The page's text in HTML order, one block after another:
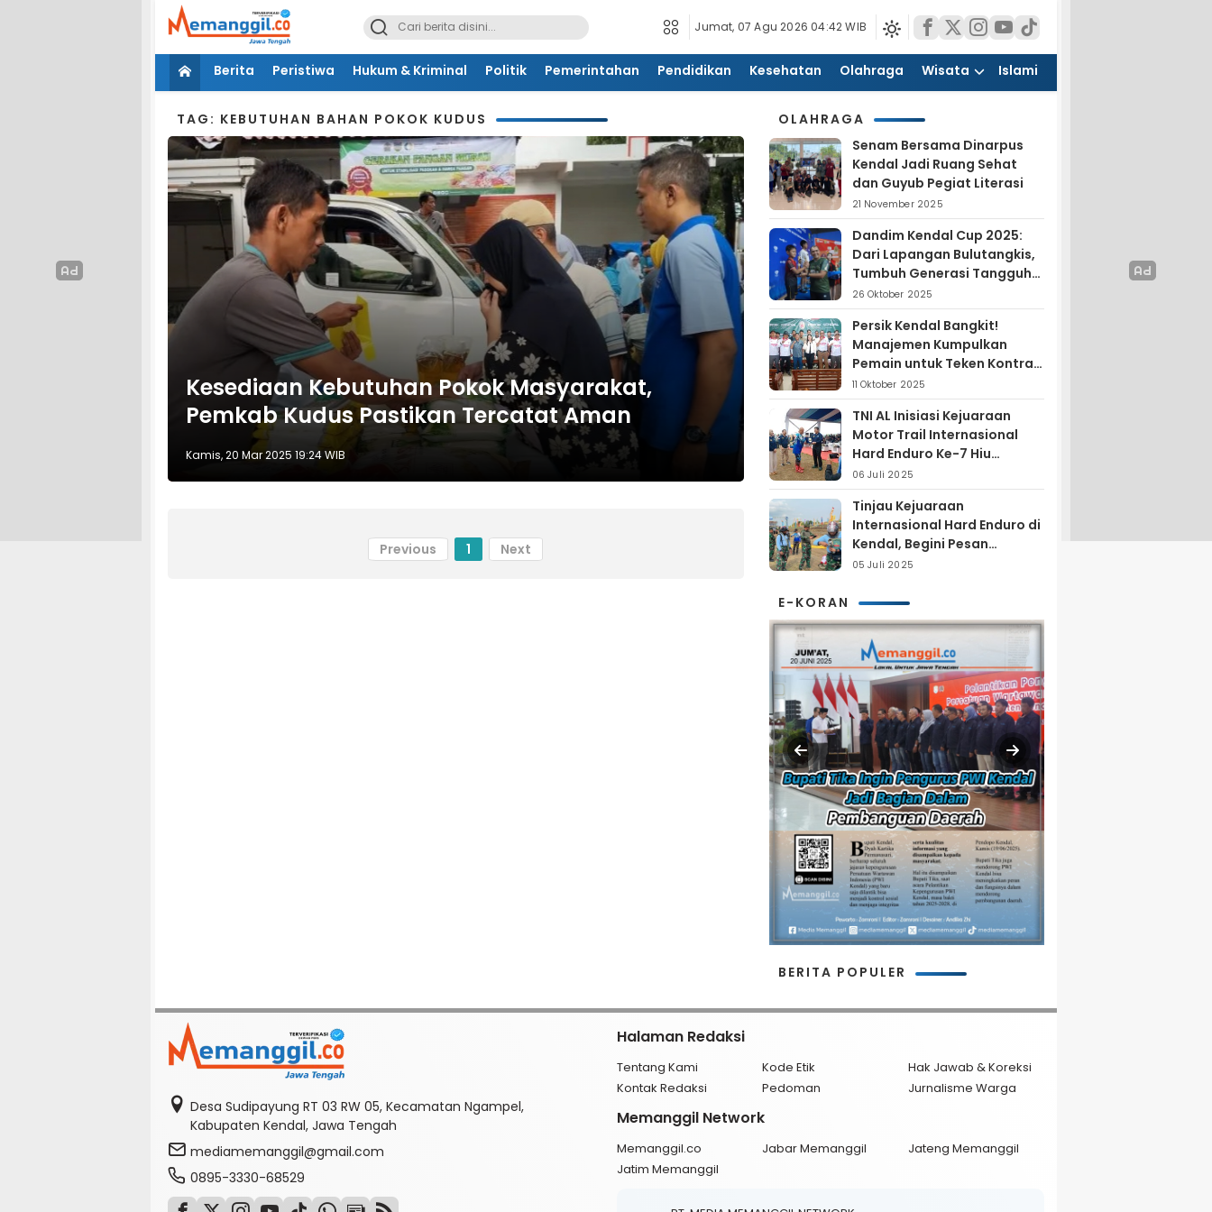
Jumat, 07 Agu 2026 04:42 WIB
Berita Peristiwa Hukum & Kriminal Politik Pemerintahan Pendidikan Kesehatan Olahraga Wisata Islami
TAG: KEBUTUHAN BAHAN POKOK KUDUS
Kesediaan Kebutuhan Pokok Masyarakat,
Pemkab Kudus Pastikan Tercatat Aman
Kamis, 20 Mar 2025 19:24 WIB
Previous 1 Next
OLAHRAGA
Senam Bersama Dinarpus
Kendal Jadi Ruang Sehat
dan Guyub Pegiat Literasi
21 November 2025
Dandim Kendal Cup 2025:
Dari Lapangan Bulutangkis,
Tumbuh Generasi Tangguh
dan Nasionalis
26 Oktober 2025
Persik Kendal Bangkit!
Manajemen Kumpulkan
Pemain untuk Teken Kontrak
Jelang Liga 4
11 Oktober 2025
TNI AL Inisiasi Kejuaraan
Motor Trail Internasional
Hard Enduro Ke-7 Hiu
Selatan
06 Juli 2025
Tinjau Kejuaraan
Internasional Hard Enduro di
Kendal, Begini Pesan
Laksamana Pertama TNI AL
05 Juli 2025
E-KORAN
BERITA POPULER
Desa Sudipayung RT 03 RW 05, Kecamatan Ngampel,
Kabupaten Kendal, Jawa Tengah
mediamemanggil@gmail.com
0895-3330-68529
Halaman Redaksi
Tentang Kami Kode Etik
Hak Jawab & Koreksi
Kontak Redaksi
Pedoman Jurnalisme Warga
Memanggil Network
Memanggil.co Jabar Memanggil
Jateng Memanggil
Jatim Memanggil